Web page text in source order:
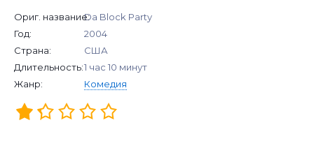
Ориг. название:Da Block Party
Год:
2004
Страна:
США
Длительность:1 час 10 минут
Жанр:
Комедия